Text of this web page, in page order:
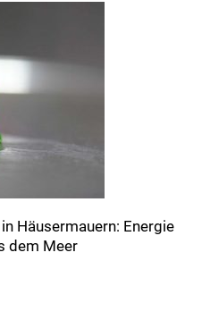
Häusermauern: Energie
dem Meer